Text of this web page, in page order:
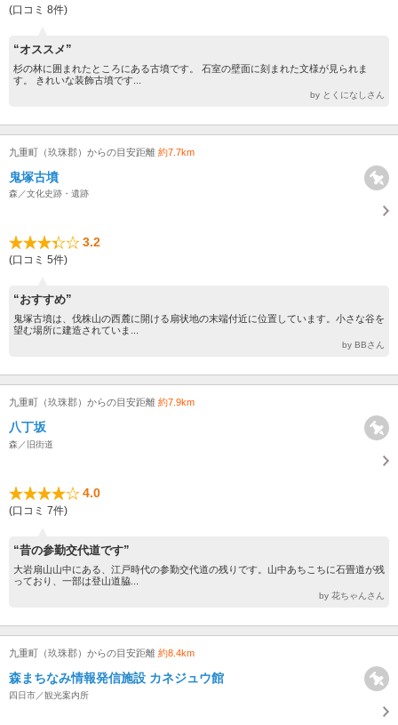
(口コミ 8件)
“オススメ”
杉の林に囲まれたところにある古墳です。 石室の壁面に刻まれた文様が見られま
す。 きれいな装飾古墳です...
by とくになしさん
九重町（玖珠郡）からの目安距離 約7.7km
鬼塚古墳
森／文化史跡・遺跡
3.2
(口コミ 5件)
“おすすめ”
鬼塚古墳は、伐株山の西麓に開ける扇状地の末端付近に位置しています。小さな谷を
望む場所に建造されていま...
by BBさん
九重町（玖珠郡）からの目安距離 約7.9km
八丁坂
森／旧街道
4.0
(口コミ 7件)
“昔の参勤交代道です”
大岩扇山山中にある、江戸時代の参勤交代道の残りです。山中あちこちに石畳道が残
っており、一部は登山道脇...
by 花ちゃんさん
九重町（玖珠郡）からの目安距離 約8.4km
森まちなみ情報発信施設 カネジュウ館
四日市／観光案内所